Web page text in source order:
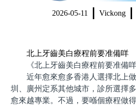
收費標準 change standard
2026-05-11 Vickong
北上牙齒美白療程前要准備咩
《北上牙齒美白療程前要准備咩
近年愈來愈多香港人選擇北上做
圳、廣州定系其他城市，診所選擇
愈來越專業。不過，要喺個療程做